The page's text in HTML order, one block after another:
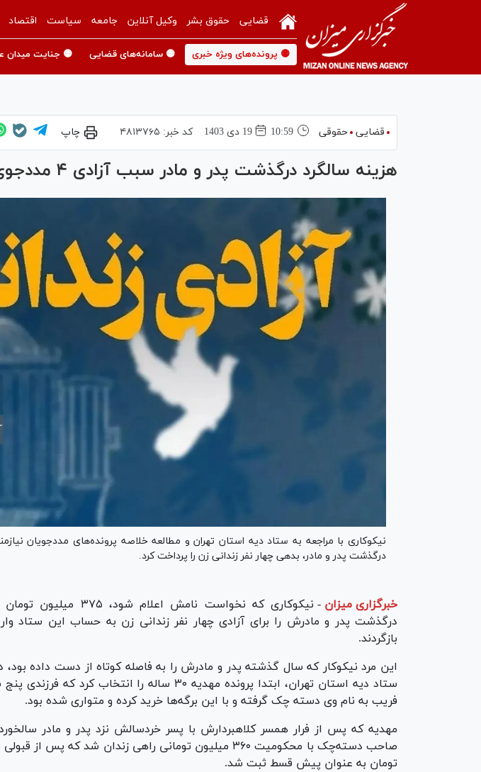
قضایی حقوق بشر وکیل آنلاین جامعه سیاست اقتصاد
🟡 پرونده‌های ویژه خبری 🟡 سامانه‌های قضایی 🟡 جنایت میدان
قضایی حقوقی 10:59 19 دی 1403 کد خبر: ۴۸۱۳۷۶۵ چاپ
هزینه سالگرد درگذشت پدر و مادر سبب آزادی ۴ مددجوی تهرانی شد
نیکوکاری با مراجعه به ستاد دیه استان تهران و مطالعه خلاصه پرونده‌های مددجویان
درگذشت پدر و مادر، بدهی چهار نفر زندانی زن را پرداخت کرد.
خبرگزاری میزان -
نیکوکاری که نخواست نامش
درگذشت پدر و مادرش را برای آزادی چهار نفر زندانی زن به حساب این ستاد
بازگردند.
این مرد نیکوکار که سال گذشته پدر و مادرش را به فاصله کوتاه از دست داده بود،
ستاد دیه استان تهران، ابتدا پرونده مهدیه ۳۰ ساله را
فریب به نام وی دسته چک گرفته و با این برگه‌ها خرید کرده و متواری شده بود.
مهدیه که پس از فرار همسر کلاهبردارش با پسر خردسالش نزد پدر و مادر
صاحب دسته‌چک با محکومیت ۳۶۰ میلیون تومانی راهی زندان شد که
تومان به عنوان پیش قسط ثبت شد.